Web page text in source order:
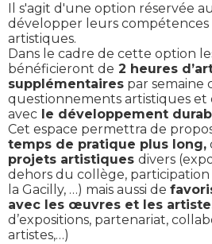
Il s'agit d'une option réservée
développer leurs
artistiques.
Dans le cadre de cette option
bénéficieront de 2 heures
supplémentaires par semaine
questionnements artistiques et
avec le développement
Cet espace permettra de
temps de pratique plus long,
projets artistiques divers
dehors du collège,
la Gacilly, …) mais aussi de
avec les œuvres et les
d’expositions, partenariat,
artistes,…)